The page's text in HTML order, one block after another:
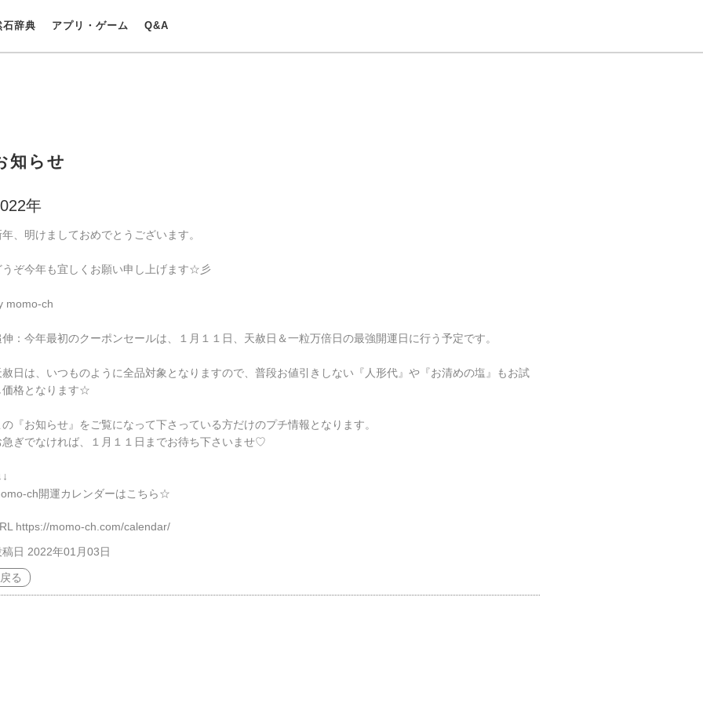
石辞典 アプリ・ゲーム Q&A
知らせ
年
年、明けましておめでとうございます。
うぞ今年も宜しくお願い申し上げます☆彡
momo-ch
伸：今年最初のクーポンセールは、１月１１日、天赦日＆一粒万倍日の最強開運日に行う予定です。
赦日は、いつものように全品対象となりますので、普段お値引きしない『人形代』や『お清めの塩』もお試
価格となります☆
の『お知らせ』をご覧になって下さっている方だけのプチ情報となります。
急ぎでなければ、１月１１日までお待ち下さいませ♡
ch開運カレンダーはこちら☆
https://momo-ch.com/calendar/
稿日 2022年01月03日
戻る